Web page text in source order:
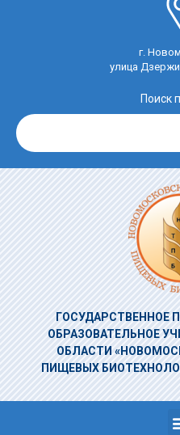
г.
улица
Поиск
ГОСУДАРСТВЕННОЕ
ОБРАЗОВАТЕЛЬНОЕ
ОБЛАСТИ
ПИЩЕВЫХ